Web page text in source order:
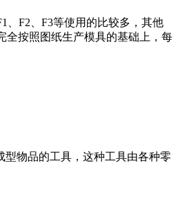
、F2、F3等使用的比较多，其他
全按照图纸生产模具的基础上，每
型物品的工具，这种工具由各种零